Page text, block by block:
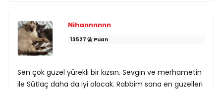
Nihannnnnn
13527 Puan
Sen çok guzel yürekli bir kızsın. Sevgin ve merhametin
ile Sütlaç daha da iyi olacak. Rabbim sana en guzelleri